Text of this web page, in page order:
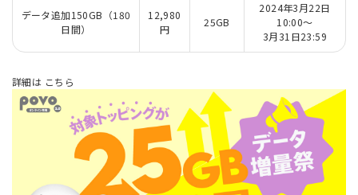
データ追加150GB（180
日間）
12,980
円
25GB
2024年3月22日
10:00～
3月31日23:59
詳細は こちら